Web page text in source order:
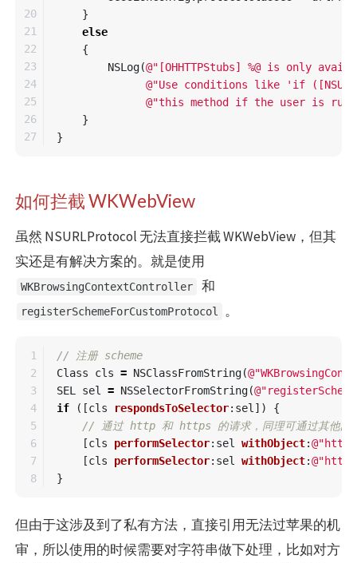
20
21
22
23
24
25
26
}
else
{
NSLog(@"[OHHTTPStubs] %@ is only
@"Use conditions like 'if
@"this method if the user is
}
}
如何拦截 WKWebView
虽然 NSURLProtocol 无法直接拦截 WKWebView，但其
实还是有解决方案的。就是使用
WKBrowsingContextController 和
registerSchemeForCustomProtocol 。
1
2
3
4
5
6
7
// 注册 scheme
Class
cls = NSClassFromString(
SEL
sel = NSSelectorFromString(
if
([cls respondsToSelector: sel ])
{
// 通过 http 和 https 的请求，同理可通过其他的
[cls performSelector: sel withObject:@"http"
[cls performSelector: sel withObject:
}
但由于这涉及到了私有方法，直接引用无法过苹果的机
审，所以使用的时候需要对字符串做下处理，比如对方